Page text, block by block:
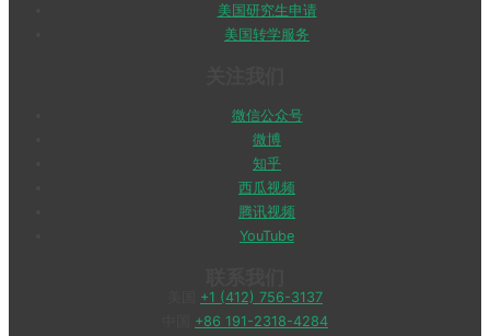
美国研究生申请
美国转学服务
微信公众号
微博
知乎
西瓜视频
腾讯视频
YouTube
+1 (412) 756-3137
+86 191-2318-4284